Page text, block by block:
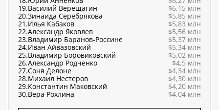
19.Василий Верещагин
$6,15 млн
20.Зинаида Серебрякова
$5,85 млн
21.Илья Кабаков
$5,83 млн
22.Александр Яковлев
$5,56 млн
23.Владимир Баранов-Россине
$5,37 млн
24.Иван Айвазовский
$5,34 млн
25.Владимир Боровиковский
$5,02 млн
26.Александр Родченко
$4,5 млн
27.Соня Делоне
$4,34 млн
28.Михаил Нестеров
$4,30 млн
29.Константин Маковский
$4,20 млн
30.Вера Рохлина $4,04 млн